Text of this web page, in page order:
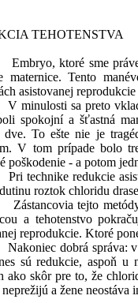
TEHOTENSTVA
ktoré sme práve
maternice. Tento
asistovanej
sa preto vkladali
spokojní a šťastná
dve. To ešte nie je
V tom prípade bolo
poškodenie - a potom
redukcie asistent
roztok chloridu
tejto metódy
a tehotenstvo
reprodukcie. Ktoré
dobrá správa: v
sú redukcie, aspoň u
ako skôr pre to, že
a žene